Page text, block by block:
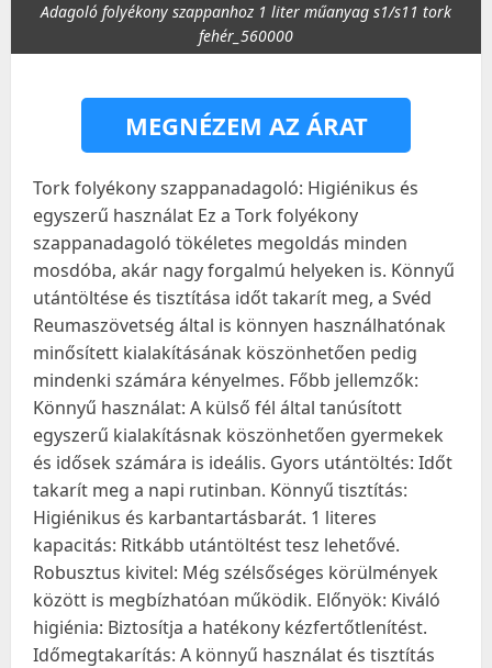
Adagoló folyékony szappanhoz 1 liter műanyag s1/s11 tork
fehér_560000
MEGNÉZEM AZ ÁRAT
Tork folyékony szappanadagoló: Higiénikus és
egyszerű használat Ez a Tork folyékony
szappanadagoló tökéletes megoldás minden
mosdóba, akár nagy forgalmú helyeken is. Könnyű
utántöltése és tisztítása időt takarít meg, a Svéd
Reumaszövetség által is könnyen használhatónak
minősített kialakításának köszönhetően pedig
mindenki számára kényelmes. Főbb jellemzők:
Könnyű használat: A külső fél által tanúsított
egyszerű kialakításnak köszönhetően gyermekek
és idősek számára is ideális. Gyors utántöltés: Időt
takarít meg a napi rutinban. Könnyű tisztítás:
Higiénikus és karbantartásbarát. 1 literes
kapacitás: Ritkább utántöltést tesz lehetővé.
Robusztus kivitel: Még szélsőséges körülmények
között is megbízhatóan működik. Előnyök: Kiváló
higiénia: Biztosítja a hatékony kézfertőtlenítést.
Időmegtakarítás: A könnyű használat és tisztítás